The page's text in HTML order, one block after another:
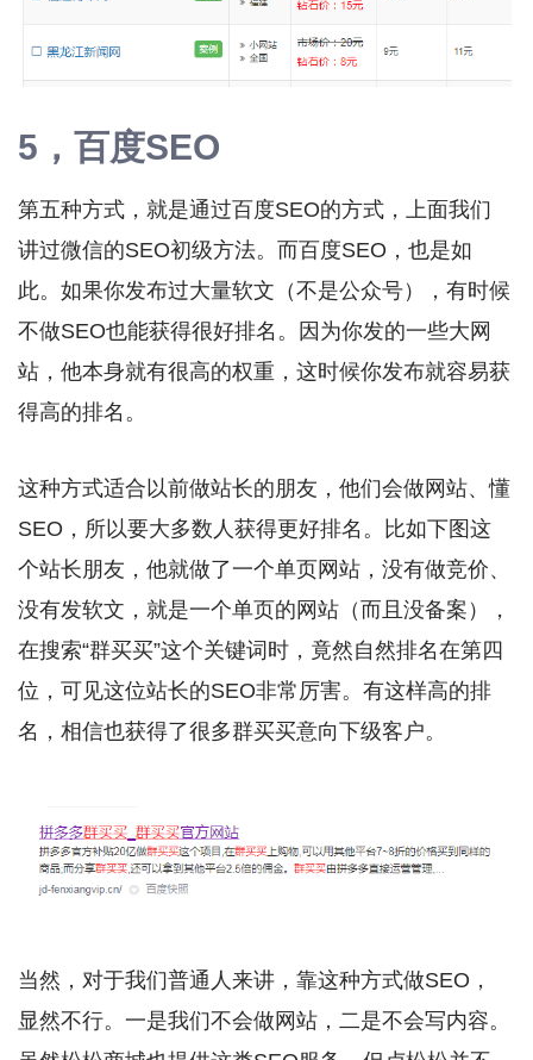
5，百度SEO
第五种方式，就是通过百度SEO的方式，上面我们
讲过微信的SEO初级方法。而百度SEO，也是如
此。如果你发布过大量软文（不是公众号），有时候
不做SEO也能获得很好排名。因为你发的一些大网
站，他本身就有很高的权重，这时候你发布就容易获
得高的排名。
这种方式适合以前做站长的朋友，他们会做网站、懂
SEO，所以要大多数人获得更好排名。比如下图这
个站长朋友，他就做了一个单页网站，没有做竞价、
没有发软文，就是一个单页的网站（而且没备案），
在搜索“群买买”这个关键词时，竟然自然排名在第四
位，可见这位站长的SEO非常厉害。有这样高的排
名，相信也获得了很多群买买意向下级客户。
当然，对于我们普通人来讲，靠这种方式做SEO，
显然不行。一是我们不会做网站，二是不会写内容。